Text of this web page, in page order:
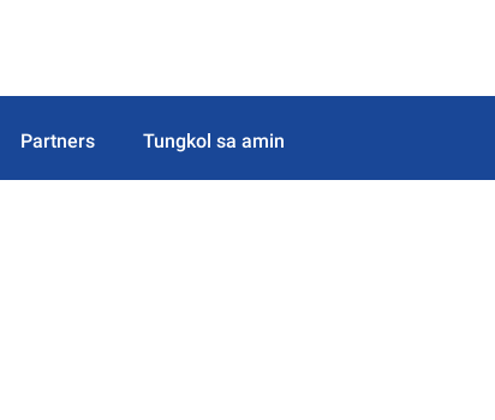
Partners Tungkol sa amin